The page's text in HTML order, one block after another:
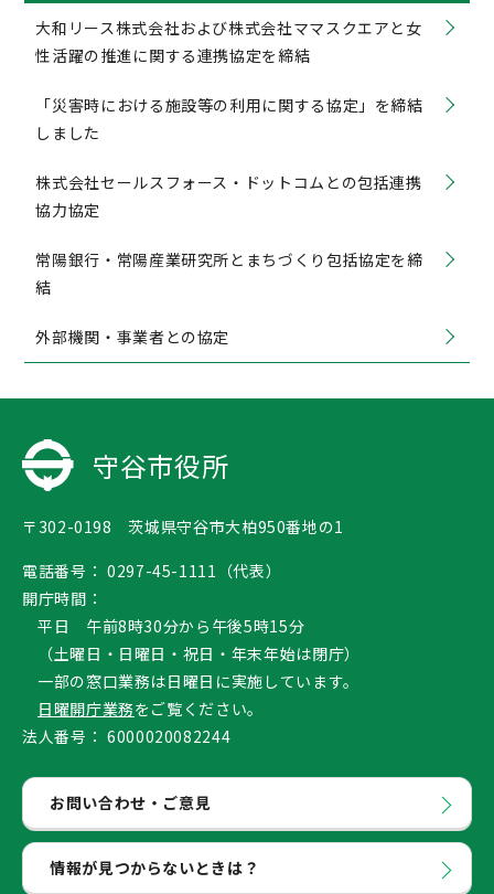
大和リース株式会社および株式会社ママスクエアと女
性活躍の推進に関する連携協定を締結
「災害時における施設等の利用に関する協定」を締結
しました
株式会社セールスフォース・ドットコムとの包括連携
協力協定
常陽銀行・常陽産業研究所とまちづくり包括協定を締
結
外部機関・事業者との協定
守谷市役所
〒302-0198 茨城県守谷市大柏950番地の1
電話番号： 0297-45-1111（代表）
開庁時間：
平日 午前8時30分から午後5時15分
（土曜日・日曜日・祝日・年末年始は閉庁）
一部の窓口業務は日曜日に実施しています。
日曜開庁業務をご覧ください。
法人番号： 6000020082244
お問い合わせ・ご意見
情報が見つからないときは？